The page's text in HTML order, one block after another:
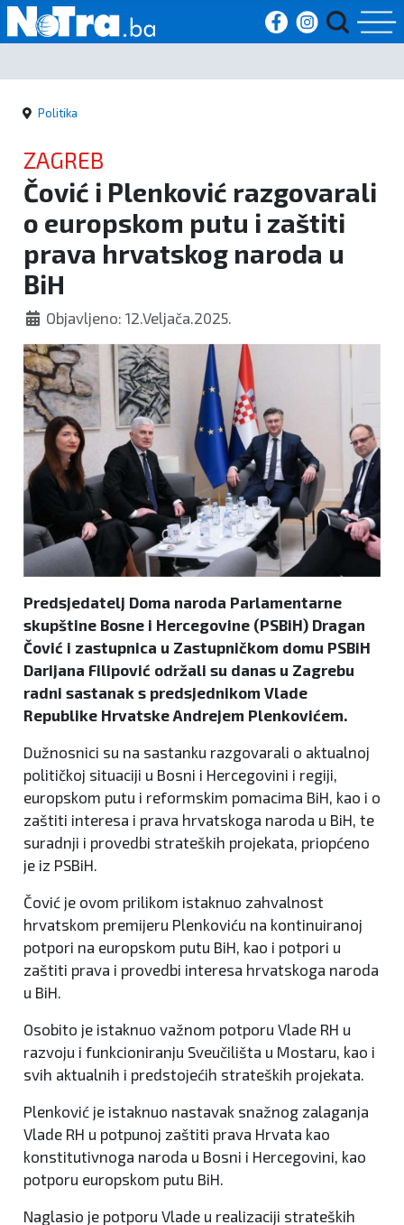
Početna
Vijesti
Sport
Kultura
Crna
kronika
Politika
Zanimljivosti
Politika
ZAGREB
Čović i Plenković razgovarali
o europskom putu i zaštiti
prava hrvatskog naroda u
BiH
Objavljeno: 12.Veljača.2025.
Predsjedatelj Doma naroda Parlamentarne
skupštine Bosne i Hercegovine (PSBiH) Dragan
Čović i zastupnica u Zastupničkom domu PSBiH
Darijana Filipović održali su danas u Zagrebu
radni sastanak s predsjednikom Vlade
Republike Hrvatske Andrejem Plenkovićem.
Dužnosnici su na sastanku razgovarali o aktualnoj
političkoj situaciji u Bosni i Hercegovini i regiji,
europskom putu i reformskim pomacima BiH, kao i o
zaštiti interesa i prava hrvatskoga naroda u BiH, te
suradnji i provedbi strateških projekata, priopćeno
je iz PSBiH.
Čović je ovom prilikom istaknuo zahvalnost
hrvatskom premijeru Plenkoviću na kontinuiranoj
potpori na europskom putu BiH, kao i potpori u
zaštiti prava i provedbi interesa hrvatskoga naroda
u BiH.
Osobito je istaknuo važnom potporu Vlade RH u
razvoju i funkcioniranju Sveučilišta u Mostaru, kao i
svih aktualnih i predstojećih strateških projekata.
Plenković je istaknuo nastavak snažnog zalaganja
Vlade RH u potpunoj zaštiti prava Hrvata kao
konstitutivnoga naroda u Bosni i Hercegovini, kao
potporu europskom putu BiH.
Naglasio je potporu Vlade u realizaciji strateških